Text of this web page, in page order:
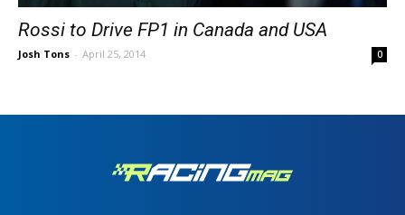
Rossi to Drive FP1 in Canada and USA
Josh Tons - April 25, 2014 0